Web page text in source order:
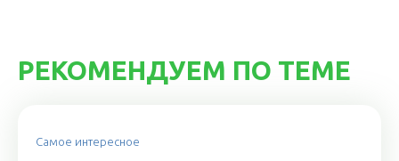
РЕКОМЕНДУЕМ ПО ТЕМЕ
Самое интересное